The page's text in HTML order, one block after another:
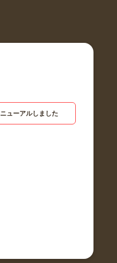
ューアルしました